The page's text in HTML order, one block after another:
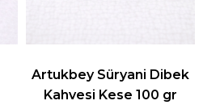
Artukbey Süryani Dibek
Kahvesi Kese 100 gr